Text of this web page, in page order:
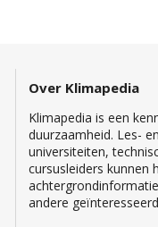
Over Klimapedia
Klimapedia is een
duurzaamheid. Les-
universiteiten,
cursusleiders kunnen
andere